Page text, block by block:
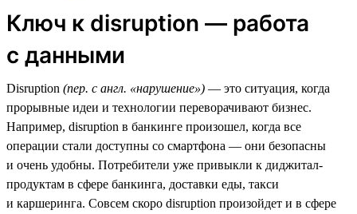
Ключ к disruption — работа
с данными
Disruption (пер. с англ. «нарушение») — это ситуация, когда
прорывные идеи и технологии переворачивают бизнес.
Например, disruption в банкинге произошел, когда все
операции стали доступны со смартфона — они безопасны
и очень удобны. Потребители уже привыкли к диджитал-
продуктам в сфере банкинга, доставки еды, такси
и каршеринга. Совсем скоро disruption произойдет и в сфере